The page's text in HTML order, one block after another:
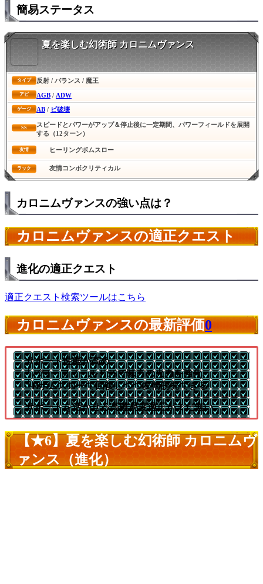
簡易ステータス
夏を楽しむ幻術師 カロニムヴァンス
タイプ 反射 / バランス / 魔王
アビ AGB / ADW
ゲージ AB / ビ破壊
SS
スピードとパワーがアップ＆停止後に一定期間、パワーフィールドを展開
する（12ターン）
友情 ヒーリングボムスロー
ラック 友情コンボクリティカル
カロニムヴァンスの強い点は？
カロニムヴァンスの適正クエスト
進化の適正クエスト
適正クエスト検索ツールはこちら
カロニムヴァンスの最新評価0
サポート性能が高め
└パワーフィールドSSで味方の火力を強化
└Hボムスローで回復しつつ友情誘発できる
サポートを活かせる高難易度適正がまだ無い
【★6】夏を楽しむ幻術師 カロニムヴ
ァンス（進化）